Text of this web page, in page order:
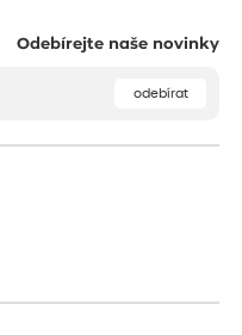
Odebírejte naše novinky
odebírat